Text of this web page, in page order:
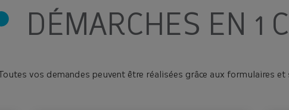
DÉMARCHES EN 1
Toutes vos demandes peuvent être réalisées grâce aux formulaires et